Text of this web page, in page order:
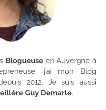
Blogueuse en Auvergne à
j’ai mon Blog
2012. Je suis aussi
Guy Demarle.